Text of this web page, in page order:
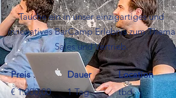
Tauche ein in unser einzigartiges und
innovatives BarCamp Erlebnis zum Thema
Sales und Vertrieb.
Preis
€ 1.200,00
Dauer
Location
1 Tag
tbd